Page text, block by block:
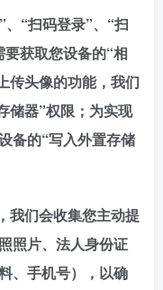
“扫码登录”、“扫
获取您设备的“相
传头像的功能，我们
储器”权限；为实现
备的“写入外置存储
们会收集您主动提
照片、法人身份证
、手机号），以确